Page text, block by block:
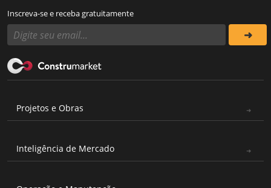
Inscreva-se e receba gratuitamente
Projetos e Obras
Inteligência de Mercado